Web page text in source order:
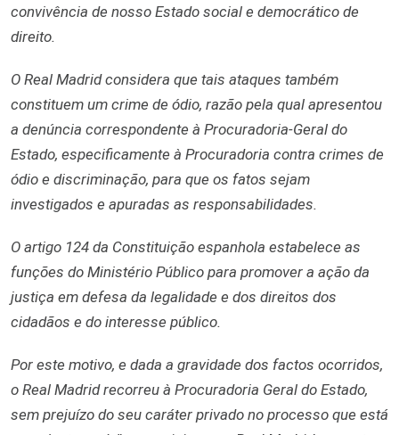
convivência de nosso Estado social e democrático de
direito.
O Real Madrid considera que tais ataques também
constituem um crime de ódio, razão pela qual apresentou
a denúncia correspondente à Procuradoria-Geral do
Estado, especificamente à Procuradoria contra crimes de
ódio e discriminação, para que os fatos sejam
investigados e apuradas as responsabilidades.
O artigo 124 da Constituição espanhola estabelece as
funções do Ministério Público para promover a ação da
justiça em defesa da legalidade e dos direitos dos
cidadãos e do interesse público.
Por este motivo, e dada a gravidade dos factos ocorridos,
o Real Madrid recorreu à Procuradoria Geral do Estado,
sem prejuízo do seu caráter privado no processo que está